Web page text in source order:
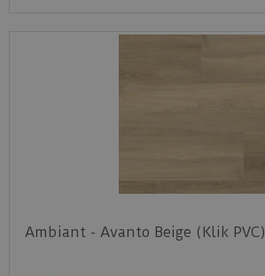
Ambiant - Avanto Beige (Klik PVC)